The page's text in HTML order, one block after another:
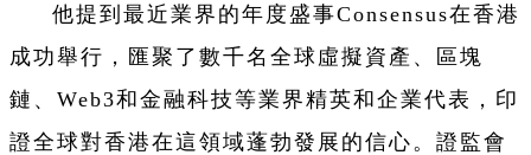
他提到最近業界的年度盛事Consensus在香港
成功舉行，匯聚了數千名全球虛擬資產、區塊
鏈、Web3和金融科技等業界精英和企業代表，印
證全球對香港在這領域蓬勃發展的信心。證監會